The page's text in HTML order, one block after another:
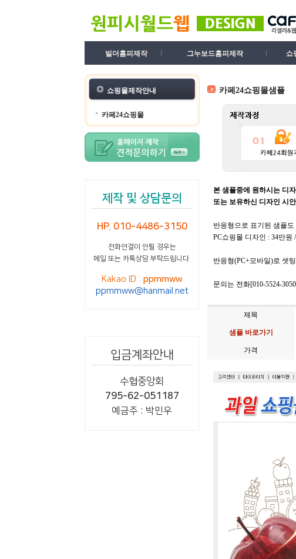
빌더홈피제작 그누보드홈피제작 쇼
쇼핑몰제작안내
카페24쇼핑몰
제작 및 상담문의
HP. 010-4486-3150
전화연결이 안될 경우는
메일 또는 카톡상담 부탁드립니다.
Kakao ID :ppmmww
ppmmww@hanmail.net
입금계좌안내
수협중앙회
795-62-051187
예금주 : 박민우
카페24쇼핑몰샘플
본 샘플중에 원하시는 디
또는 보유하신 디자인 시
반응형으로 표기된 샘플
PC쇼핑몰 디자인 : 34만
반응형(PC+모바일)로 셋
문의는 전화[010-5524-
제목
샘플 바로가기
가격